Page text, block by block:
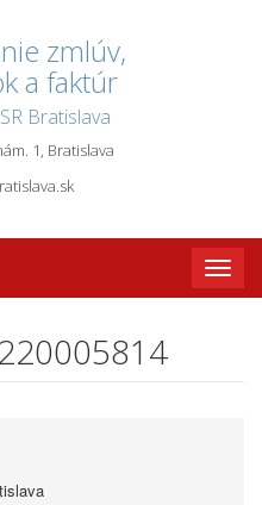
zmlúv,
a faktúr
Bratislava
1, Bratislava
Toggle